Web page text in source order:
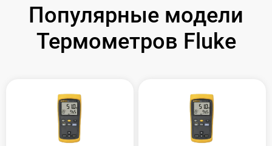
Популярные модели
Термометров Fluke